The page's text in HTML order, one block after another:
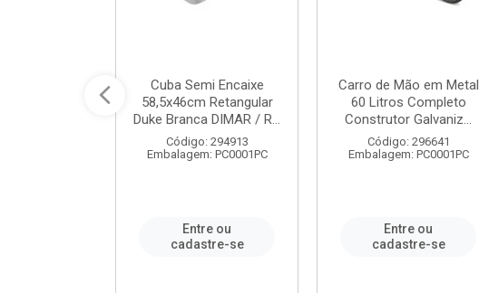
Cuba Semi Encaixe
58,5x46cm Retangular
Duke Branca DIMAR / R...
Código: 294913
Embalagem: PC0001PC
Entre ou
cadastre-se
Carro de Mão em Metal
60 Litros Completo
Construtor Galvaniz...
Código: 296641
Embalagem: PC0001PC
Entre ou
cadastre-se